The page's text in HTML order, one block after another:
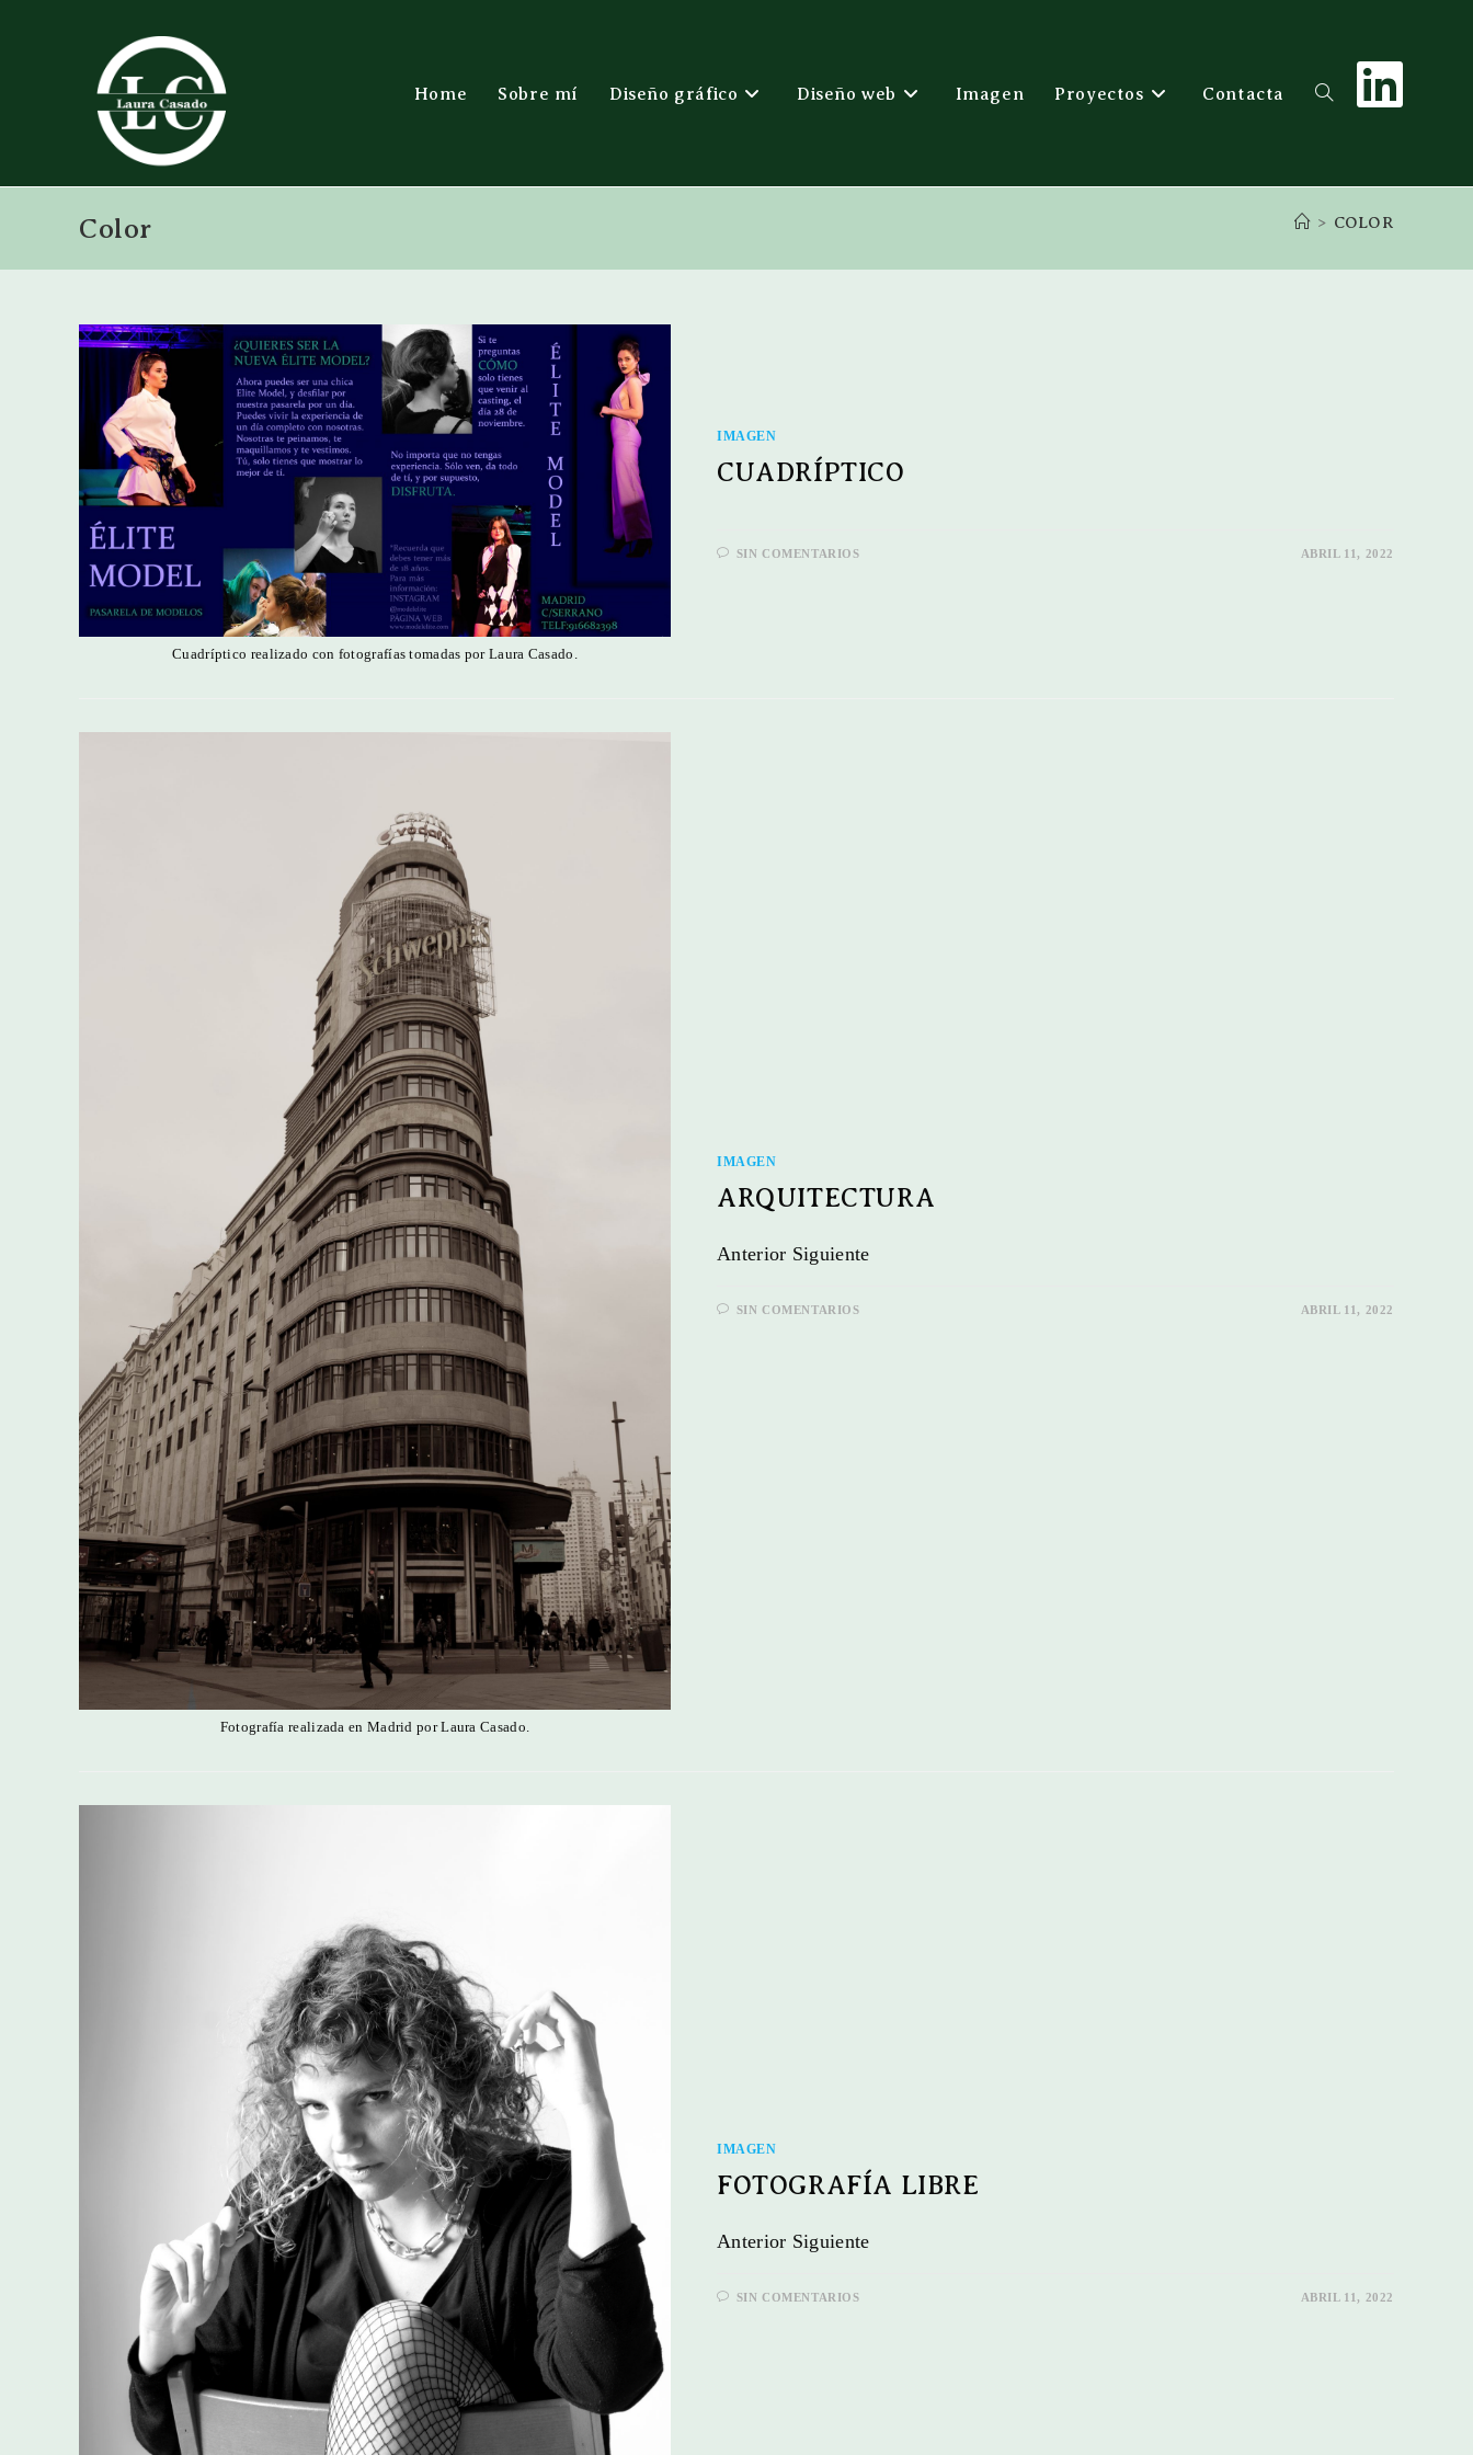
Home Sobre mí Diseño gráfico Diseño web Imagen Proyectos Contacta
Color > COLOR
Cuadríptico realizado con fotografías tomadas por Laura Casado.
IMAGEN
CUADRÍPTICO
SIN COMENTARIOS ABRIL 11, 2022
Fotografía realizada en Madrid por Laura Casado.
IMAGEN
ARQUITECTURA
Anterior Siguiente
SIN COMENTARIOS ABRIL 11, 2022
IMAGEN
FOTOGRAFÍA LIBRE
Anterior Siguiente
SIN COMENTARIOS ABRIL 11, 2022